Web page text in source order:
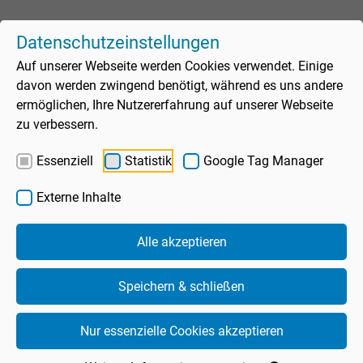
Datenschutzeinstellungen
Auf unserer Webseite werden Cookies verwendet. Einige
davon werden zwingend benötigt, während es uns andere
ermöglichen, Ihre Nutzererfahrung auf unserer Webseite
zu verbessern.
Essenziell Statistik Google Tag Manager
Externe Inhalte
Alle akzeptieren
Speichern & schließen
Nur essenzielle Cookies akzeptieren
Assistent
Schwimmbad
Sauna
Wellness
Freizeitangebote